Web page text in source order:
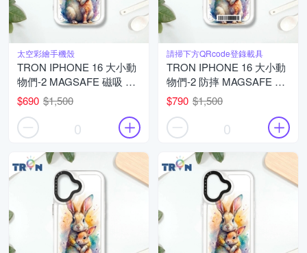
太空彩繪手機殼
TRON IPHONE 16 大小動
物們-2 MAGSAFE 磁吸 防
摔 太空殼 透黑 手機殼
$690 $1,500
0
請掃下方QRcode登錄載具
TRON IPHONE 16 大小動
物們-2 防摔 MAGSAFE 磁
吸 太空載具殼 透白 手機殼
$790 $1,500
0